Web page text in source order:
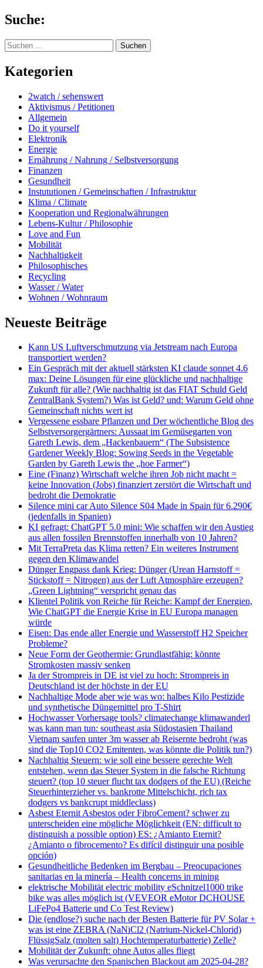
Springe
zum
Inhalt
Suche:
Suchen
nach:
Kategorien
2watch / sehenswert
Aktivismus / Petitionen
Allgemein
Do it yourself
Elektronik
Energie
Ernährung / Nahrung / Selbstversorgung
Finanzen
Gesundheit
Instututionen / Gemeinschaften / Infrastruktur
Klima / Climate
Kooperation und Regionalwährungen
Lebens-Kultur / Philosophie
Love and Fun
Mobilität
Nachhaltigkeit
Philosophisches
Recycling
Wasser / Water
Wohnen / Wohnraum
Neueste Beiträge
Kann US Luftverschmutzung via Jetstream nach Europa
transportiert werden?
Ein Gespräch mit der aktuell stärksten KI claude sonnet 4.6
max: Deine Lösungen für eine glückliche und nachhaltige
Zukunft für alle? (Wie nachhaltig ist das FIAT Schuld Geld
ZentralBank System?) Was ist Geld? und: Warum Geld ohne
Gemeinschaft nichts wert ist
Vergessene essbare Pflanzen und Der wöchentliche Blog des
Selbstversorgergärtners: Aussaat im Gemüsegarten von
Gareth Lewis, dem „Hackenbauern“ (The Subsistence
Gardener Weekly Blog: Sowing Seeds in the Vegetable
Garden by Gareth Lewis the „hoe Farmer“)
Eine (Finanz) Wirtschaft welche ihren Job nicht macht =
keine Innovation (Jobs) finanziert zerstört die Wirtschaft und
bedroht die Demokratie
Silence mini car Auto Silence S04 Made in Spain für 6.290€
(jedenfalls in Spanien)
KI gefragt: ChatGPT 5.0 mini: Wie schaffen wir den Austieg
aus allen fossilen Brennstoffen innerhalb von 10 Jahren?
Mit TerraPreta das Klima retten? Ein weiteres Instrument
gegen den Klimawandel
Dünger Engpass dank Krieg: Dünger (Urean Harnstoff =
Stickstoff = Nitrogen) aus der Luft Atmosphäre erzeugen?
„Green Lightning“ verspricht genau das
Klientel Politik von Reiche für Reiche: Kampf der Energien,
Wie ChatGPT die Energie Krise in EU Europa managen
würde
Eisen: Das ende aller Energie und Wasserstoff H2 Speicher
Probleme?
Neue Form der Geothermie: Grundlastfähig: könnte
Stromkosten massiv senken
Ja der Strompreis in DE ist viel zu hoch: Strompreis in
Deutschland ist der höchste in der EU
Nachhaltige Mode aber wie was wo: halbes Kilo Pestizide
und synthetische Düngemittel pro T-Shirt
Hochwasser Vorhersage tools? climatechange klimawanderl
was kann man tun: southeast asia Südostasien Thailand
Vietnam saufen unter 3m wasser ab Reisernte bedroht (was
sind die Top10 CO2 Emitenten, was könnte die Politik tun?)
Nachhaltig Steuern: wie soll eine bessere gerechte Welt
entstehen, wenn das Steuer System in die falsche Richtung
steuert? (top 10 steuer flucht tax dodgers of the EU) (Reiche
Steuerhinterzieher vs. bankrotte Mittelschicht, rich tax
dodgers vs bankcrupt middleclass)
Asbest Eternit Asbestos oder FibroCement? schwer zu
unterscheiden eine mögliche Möglichkeit (EN: difficult to
distinguish a possible option) ES: ¿Amianto Eternit?
¿Amianto o fibrocemento? Es difícil distinguir una posible
opción)
Gesundheitliche Bedenken im Bergbau – Preocupaciones
sanitarias en la minería – Health concerns in mining
elektrische Mobilität electric mobility eSchnitzel1000 trike
bike was alles möglich ist (VEVEOR eMotor DCHOUSE
LiFePo4 Batterie und Co Test Review)
Die (endlose?) suche nach der Besten Batterie für PV Solar +
was ist eine ZEBRA (NaNiCl2 (Natrium-Nickel-Chlorid)
FlüssigSalz (molten salt) Hochtemperaturbatterie) Zelle?
Mobilität der Zukunft: ohne Autos alles fliegt
Was verursachte den Spanischen Blackout am 2025-04-28?